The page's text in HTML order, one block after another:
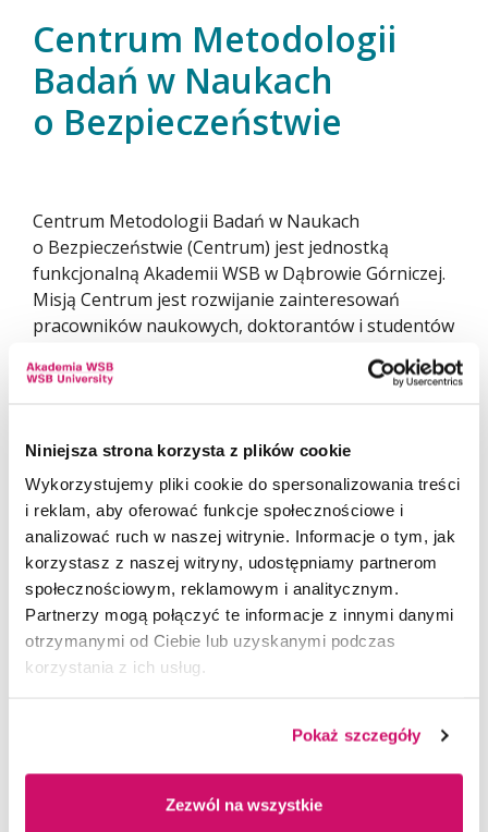
Niniejsza strona korzysta z plików cookie
Wykorzystujemy pliki cookie do spersonalizowania treści
i reklam, aby oferować funkcje społecznościowe i
analizować ruch w naszej witrynie. Informacje o tym, jak
korzystasz z naszej witryny, udostępniamy partnerom
społecznościowym, reklamowym i analitycznym.
Partnerzy mogą połączyć te informacje z innymi danymi
otrzymanymi od Ciebie lub uzyskanymi podczas
korzystania z ich usług.
Pokaż szczegóły
Zezwól na wszystkie
Aktualności
Centrum Metodologii
Badań w Naukach
o Bezpieczeństwie
Centrum Metodologii Badań w Naukach
o Bezpieczeństwie (Centrum) jest jednostką
funkcjonalną Akademii WSB w Dąbrowie Górniczej.
Misją Centrum jest rozwijanie zainteresowań
pracowników naukowych, doktorantów i studentów
stosowania oraz rozwijania metod badawczych i ich
o bezpieczeństwie. Natomiast celem działania
Centrum jest wspieranie inicjatyw naukowych
i dydaktycznych oraz doskonalących procesy
badawcze stosowane w naukach o bezpieczeństwie.
W ramach wypełniania swej misji i realizacji celu
działania Centrum organizuje: spotkania
z ekspertami z zakresu nauk o bezpieczeństwie,
konferencje naukowe oraz prace badawcze
z zakresu metodologii badań naukowych oraz
informacji zapraszamy na stronę centum:
Metodologii Badań w Naukach o Bezpieczeństwie